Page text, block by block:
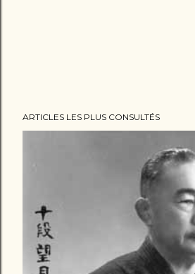
ARTICLES LES PLUS CONSULTÉS